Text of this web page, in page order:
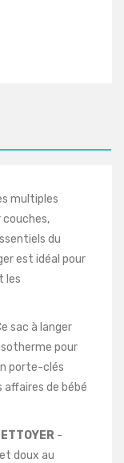
multiples
du
est idéal pour
les
sac à langer
pour
porte-clés
affaires de bébé
-
doux au